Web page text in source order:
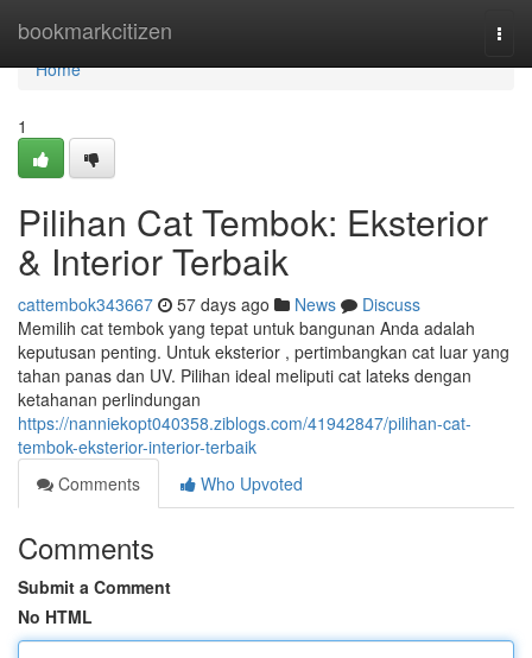
bookmarkcitizen
Home
Home
1
Pilihan Cat Tembok: Eksterior
& Interior Terbaik
cattembok343667 57 days ago News
Discuss
Memilih cat tembok yang tepat untuk bangunan Anda adalah
keputusan penting. Untuk eksterior , pertimbangkan cat luar yang
tahan panas dan UV. Pilihan ideal meliputi cat lateks dengan
ketahanan perlindungan
https://nanniekopt040358.ziblogs.com/41942847/pilihan-cat-
tembok-eksterior-interior-terbaik
Comments
Who Upvoted
Comments
Submit a Comment
No HTML